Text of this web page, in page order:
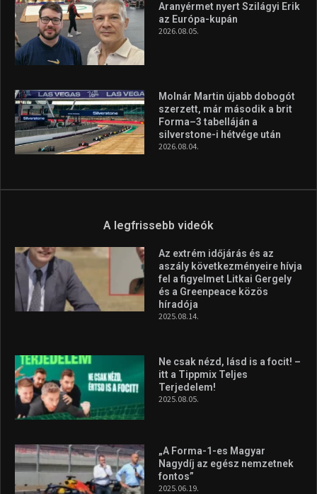
Aranyérmet nyert Szilágyi Erik
az Európa-kupán
2026.08.05.
Molnár Martin újabb dobogót
szerzett, már második a brit
Forma–3 tabelláján a
silverstone-i hétvége után
2026.08.04.
A legfrissebb videók
Az extrém időjárás és az
aszály következményeire hívja
fel a figyelmet Litkai Gergely
és a Greenpeace közös
híradója
2025.08.14.
Ne csak nézd, lásd is a focit! –
itt a Tippmix Teljes
Terjedelem!
2025.08.05.
„A Forma-1-es Magyar
Nagydíj az egész nemzetnek
fontos”
2025.06.19.